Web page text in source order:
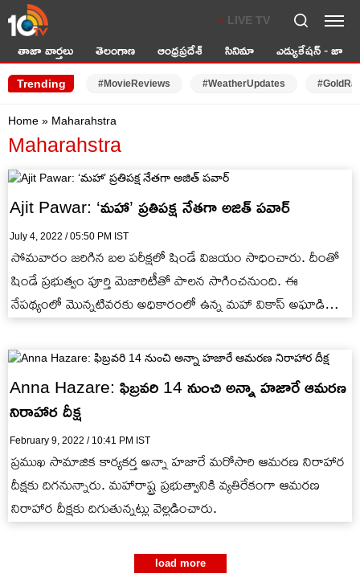
LIVE TV
తాజా వార్తలు తెలంగాణ ఆంధ్రప్రదేశ్ సినిమా ఎడ్యుకేషన్ - జాబ్స్
Trending #MovieReviews #WeatherUpdates
Home » Maharahstra
Maharahstra
Ajit Pawar: ‘మహా’ ప్రతిపక్ష నేతగా అజిత్ పవార్
July 4, 2022 / 05:50 PM IST
సోమవారం జరిగిన బల పరీక్షలో షిండే విజయం సాధించారు. దీంతో
షిండే ప్రభుత్వం పూర్తి మెజారిటీతో పాలన సాగించనుంది. ఈ
నేపథ్యంలో మొన్నటివరకు అధికారంలో ఉన్న మహా వికాస్ అఘాడి
Anna Hazare: ఫిబ్రవరి 14 నుంచి అన్నా హజారే ఆమరణ
నిరాహార దీక్ష
February 9, 2022 / 10:41 PM IST
ప్రముఖ సామాజిక కార్యకర్త అన్నా హజారే మరోసారి ఆమరణ నిరాహార
దీక్షకు దిగనున్నారు. మహారాష్ట్ర ప్రభుత్వానికి వ్యతిరేకంగా ఆమరణ
నిరాహార దీక్షకు దిగుతున్నట్లు వెల్లడించారు.
load more